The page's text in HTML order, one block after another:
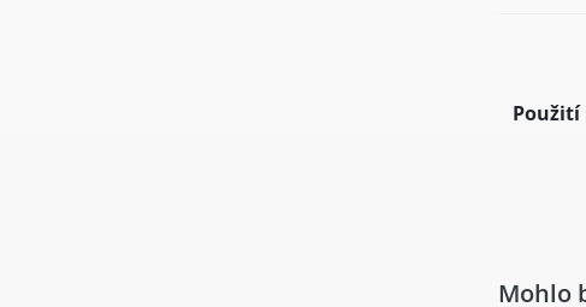
Použití
Mohlo